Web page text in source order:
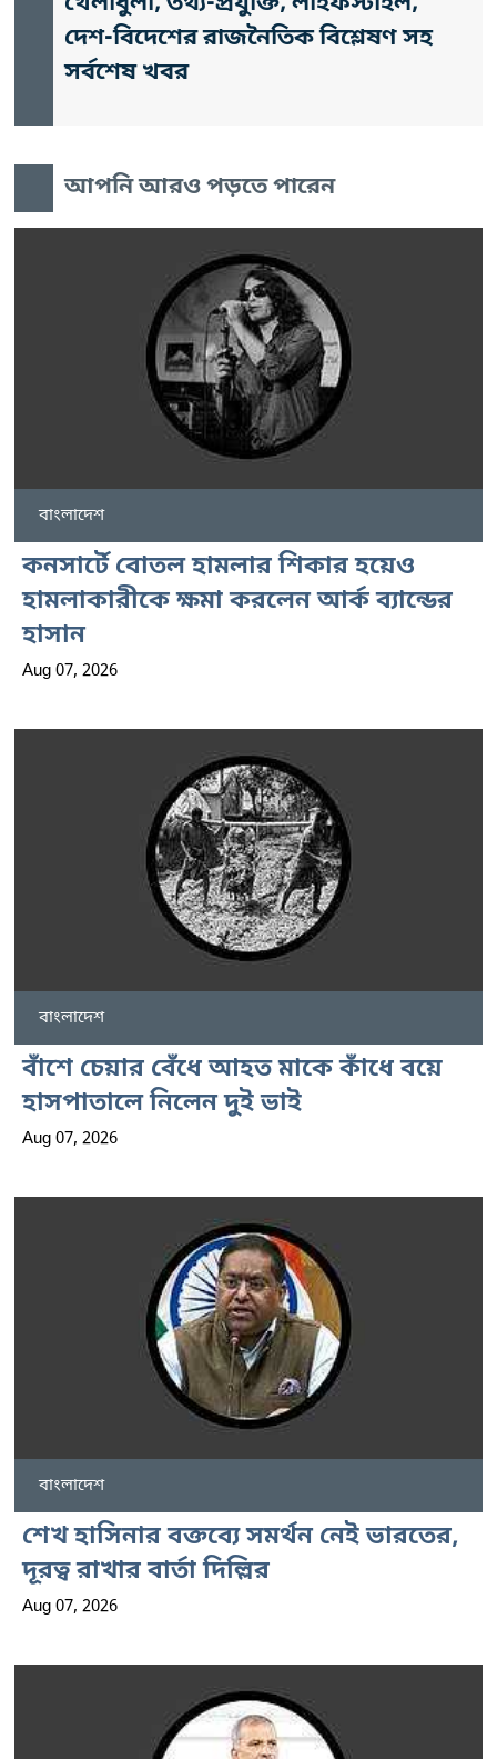
দেশ-বিদেশের রাজনৈতিক বিশ্লেষণ সহ
সর্বশেষ খবর
আপনি আরও পড়তে পারেন
বাংলাদেশ
কনসার্টে বোতল হামলার শিকার হয়েও
হামলাকারীকে ক্ষমা করলেন আর্ক ব্যান্ডের
হাসান
Aug 07, 2026
বাংলাদেশ
বাঁশে চেয়ার বেঁধে আহত মাকে কাঁধে বয়ে
হাসপাতালে নিলেন দুই ভাই
Aug 07, 2026
বাংলাদেশ
শেখ হাসিনার বক্তব্যে সমর্থন নেই ভারতের,
দূরত্ব রাখার বার্তা দিল্লির
Aug 07, 2026